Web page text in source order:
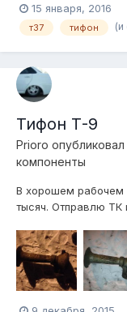
15 января, 2016
т37 тифон (и
Тифон Т-9
Prioro
компоненты
В хорошем рабочем
тысяч. Отправлю ТК